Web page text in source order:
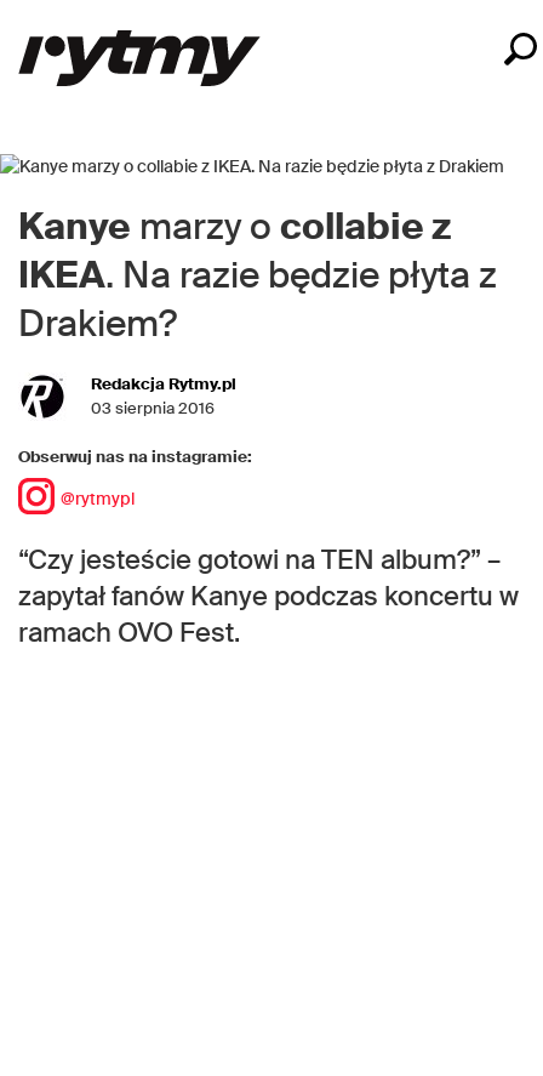
Kanye marzy o collabie z
IKEA. Na razie będzie płyta z
Drakiem?
Redakcja Rytmy.pl
03 sierpnia 2016
Obserwuj nas na instagramie:
@rytmypl
“Czy jesteście gotowi na TEN album?” –
zapytał fanów Kanye podczas koncertu w
ramach OVO Fest.